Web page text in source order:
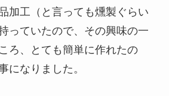
加工（と言っても燻製ぐらい
っていたので、その興味の一
ろ、とても簡単に作れたの
になりました。